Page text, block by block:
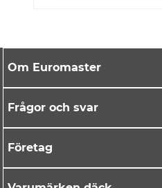
Om Euromaster
Frågor och svar
Företag